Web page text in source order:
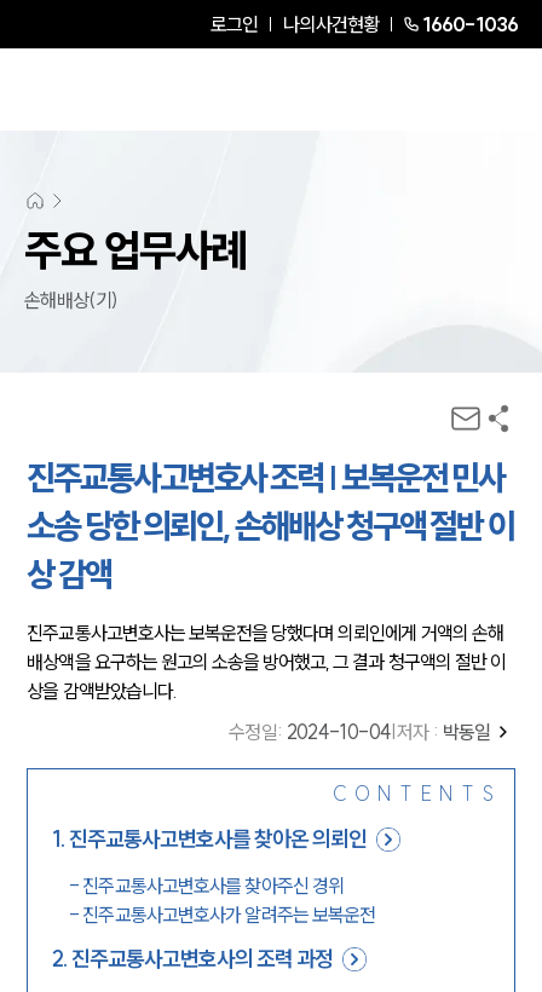
로그인 나의사건현황 1660-1036
주요 업무사례
손해배상(기)
진주교통사고변호사 조력 | 보복운전 민사
소송 당한 의뢰인, 손해배상 청구액 절반 이
상 감액
진주교통사고변호사는 보복운전을 당했다며 의뢰인에게 거액의 손해
배상액을 요구하는 원고의 소송을 방어했고, 그 결과 청구액의 절반 이
상을 감액받았습니다.
수정일: 2024-10-04 저자 : 박동일
CONTENTS
1. 진주교통사고변호사를 찾아온 의뢰인
- 진주교통사고변호사를 찾아주신 경위
- 진주교통사고변호사가 알려주는 보복운전
2. 진주교통사고변호사의 조력 과정